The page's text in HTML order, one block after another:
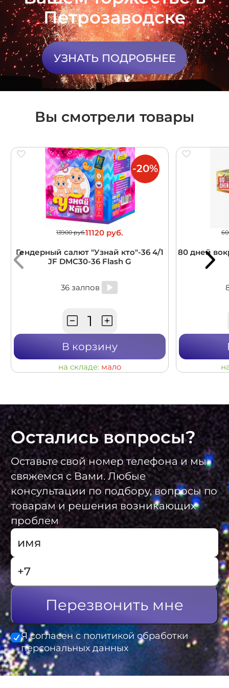
Петрозаводске
УЗНАТЬ ПОДРОБНЕЕ
Вы смотрели товары
13900 руб.11120 руб.
Гендерный салют "Узнай кто"-36 4/1
JF DMC30-36 Flash G
36 залпов
В корзину
на складе: мало
-20%
80 дней
Остались вопросы?
Оставьте свой номер телефона и мы
свяжемся с Вами. Любые
консультации по подбору, вопросы по
товарам и решения возникающих
проблем
Перезвонить мне
Я согласен с политикой обработки
персональных данных